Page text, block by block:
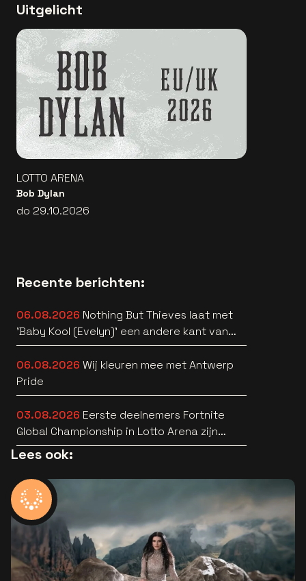
Uitgelicht
LOTTO ARENA
Bob Dylan
do 29.10.2026
Recente berichten:
06.08.2026 Nothing But Thieves laat met
'Baby Kool (Evelyn)' een andere kant van
zich horen [video]
06.08.2026 Wij kleuren mee met Antwerp
Pride
03.08.2026 Eerste deelnemers Fortnite
Global Championship in Lotto Arena zijn
bekend
Lees ook: